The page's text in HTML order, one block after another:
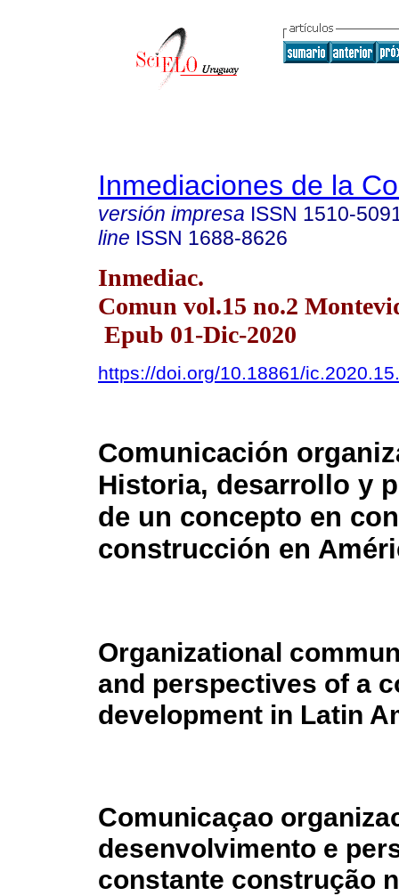
Inmediaciones de la
versión impresa ISSN 1510-
line ISSN 1688-8626
Inmediac.
Comun vol.15 no.2
Epub 01-Dic-2020
https://doi.org/10.18861/
Comunicación
Historia, desarrollo y
de un concepto en
construcción en
Organizational
and perspectives of a
development in Latin
Comunicaçao
desenvolvimento e
constante construção